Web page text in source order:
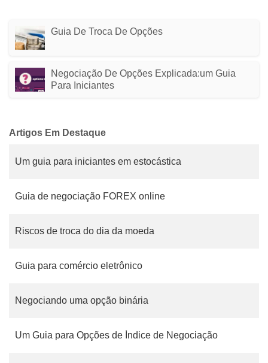
Guia De Troca De Opções
Negociação De Opções Explicada:um Guia
Para Iniciantes
Artigos Em Destaque
Um guia para iniciantes em estocástica
Guia de negociação FOREX online
Riscos de troca do dia da moeda
Guia para comércio eletrônico
Negociando uma opção binária
Um Guia para Opções de Índice de Negociação